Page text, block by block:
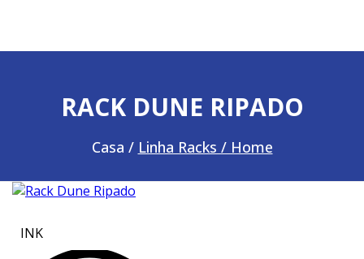
RACK DUNE RIPADO
Casa / Linha Racks / Home
INK